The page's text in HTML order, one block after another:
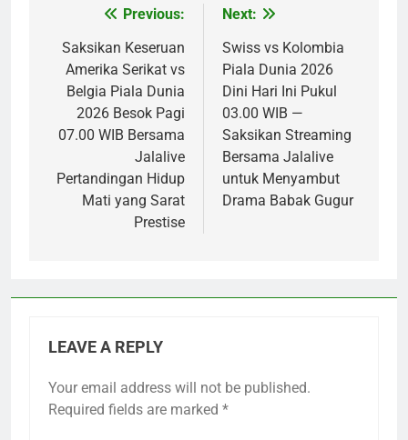
navigation
Previous:
Saksikan Keseruan
Amerika Serikat vs
Belgia Piala Dunia
2026 Besok Pagi
07.00 WIB Bersama
Jalalive
Pertandingan Hidup
Mati yang Sarat
Prestise
Next:
Swiss vs Kolombia
Piala Dunia 2026
Dini Hari Ini Pukul
03.00 WIB —
Saksikan Streaming
Bersama Jalalive
untuk Menyambut
Drama Babak Gugur
LEAVE A REPLY
Your email address will not be published.
Required fields are marked *